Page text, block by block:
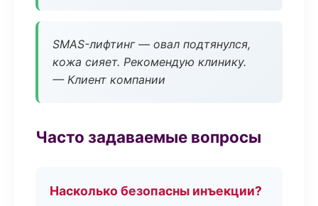
SMAS-лифтинг — овал подтянулся,
кожа сияет. Рекомендую клинику.
— Клиент компании
Часто задаваемые вопросы
Насколько безопасны инъекции?